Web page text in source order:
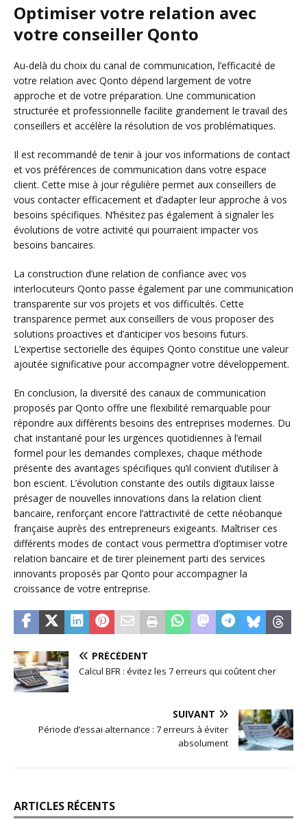
Optimiser votre relation avec
votre conseiller Qonto
Au-delà du choix du canal de communication, l’efficacité de
votre relation avec Qonto dépend largement de votre
approche et de votre préparation. Une communication
structurée et professionnelle facilite grandement le travail des
conseillers et accélère la résolution de vos problématiques.
Il est recommandé de tenir à jour vos informations de contact
et vos préférences de communication dans votre espace
client. Cette mise à jour régulière permet aux conseillers de
vous contacter efficacement et d’adapter leur approche à vos
besoins spécifiques. N’hésitez pas également à signaler les
évolutions de votre activité qui pourraient impacter vos
besoins bancaires.
La construction d’une relation de confiance avec vos
interlocuteurs Qonto passe également par une communication
transparente sur vos projets et vos difficultés. Cette
transparence permet aux conseillers de vous proposer des
solutions proactives et d’anticiper vos besoins futurs.
L’expertise sectorielle des équipes Qonto constitue une valeur
ajoutée significative pour accompagner votre développement.
En conclusion, la diversité des canaux de communication
proposés par Qonto offre une flexibilité remarquable pour
répondre aux différents besoins des entreprises modernes. Du
chat instantané pour les urgences quotidiennes à l’email
formel pour les demandes complexes, chaque méthode
présente des avantages spécifiques qu’il convient d’utiliser à
bon escient. L’évolution constante des outils digitaux laisse
présager de nouvelles innovations dans la relation client
bancaire, renforçant encore l’attractivité de cette néobanque
française auprès des entrepreneurs exigeants. Maîtriser ces
différents modes de contact vous permettra d’optimiser votre
relation bancaire et de tirer pleinement parti des services
innovants proposés par Qonto pour accompagner la
croissance de votre entreprise.
PRÉCÉDENT
Calcul BFR : évitez les 7 erreurs qui coûtent cher
SUIVANT
Période d’essai alternance : 7 erreurs à éviter
absolument
ARTICLES RÉCENTS